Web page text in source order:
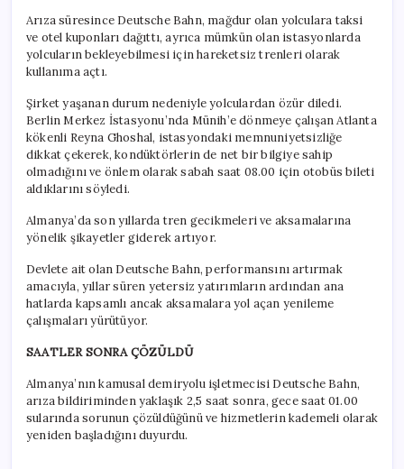
Arıza süresince Deutsche Bahn, mağdur olan yolculara taksi
ve otel kuponları dağıttı, ayrıca mümkün olan istasyonlarda
yolcuların bekleyebilmesi için hareketsiz trenleri olarak
kullanıma açtı.
Şirket yaşanan durum nedeniyle yolculardan özür diledi.
Berlin Merkez İstasyonu’nda Münih’e dönmeye çalışan Atlanta
kökenli Reyna Ghoshal, istasyondaki memnuniyetsizliğe
dikkat çekerek, kondüktörlerin de net bir bilgiye sahip
olmadığını ve önlem olarak sabah saat 08.00 için otobüs bileti
aldıklarını söyledi.
Almanya’da son yıllarda tren gecikmeleri ve aksamalarına
yönelik şikayetler giderek artıyor.
Devlete ait olan Deutsche Bahn, performansını artırmak
amacıyla, yıllar süren yetersiz yatırımların ardından ana
hatlarda kapsamlı ancak aksamalara yol açan yenileme
çalışmaları yürütüyor.
SAATLER SONRA ÇÖZÜLDÜ
Almanya’nın kamusal demiryolu işletmecisi Deutsche Bahn,
arıza bildiriminden yaklaşık 2,5 saat sonra, gece saat 01.00
sularında sorunun çözüldüğünü ve hizmetlerin kademeli olarak
yeniden başladığını duyurdu.